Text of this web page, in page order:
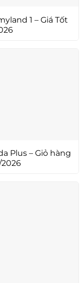
1 – Giá Tốt
Plus – Giỏ hàng